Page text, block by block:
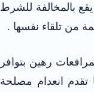
بالمخالفة للشرط
من تلقاء نفسها .
رهين بتوافر
انعدام مصلحة